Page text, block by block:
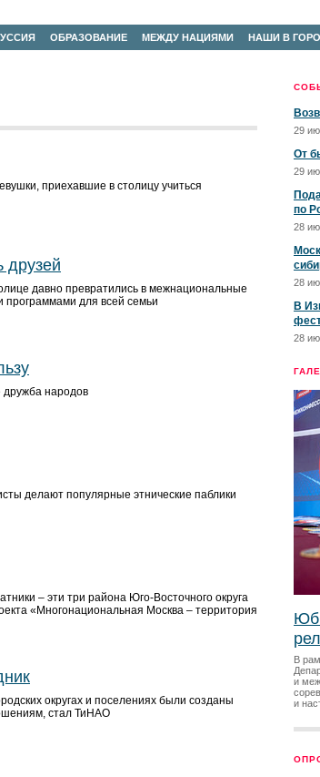
ОБРАЗОВАНИЕ МЕЖДУ НАЦИЯМИ НАШИ В
29
От
29
по
28
28
В
28
В
и
и
приехавшие в столицу учиться
друзей
давно превратились в межнациональные
для всей семьи
дружба народов
делают популярные этнические паблики
– эти три района Юго-Восточного округа
«Многонациональная Москва – территория
округах и поселениях были созданы
стал ТиНАО